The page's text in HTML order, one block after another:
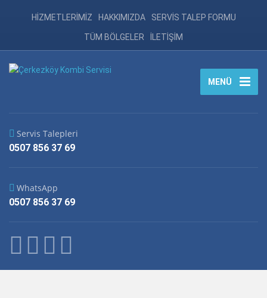
HİZMETLERİMİZ HAKKIMIZDA SERVİS TALEP FORMU
TÜM BÖLGELER İLETİŞİM
MENÜ
Servis Talepleri
0507 856 37 69
WhatsApp
0507 856 37 69